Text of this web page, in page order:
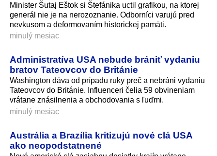
Minister Šutaj Eštok si Štefánika uctil grafikou, na ktorej
generál nie je na nerozoznanie. Odborníci varujú pred
nevkusom a deformovaním historickej pamäti.
minulý mesiac
Administratíva USA nebude brániť vydaniu
bratov Tateovcov do Británie
Washington dáva od prípadu ruky preč a nebráni vydaniu
Tateovcov do Británie. Influenceri čelia 59 obvineniam
vrátane znásilnenia a obchodovania s ľuďmi.
minulý mesiac
Austrália a Brazília kritizujú nové clá USA
ako neopodstatnené